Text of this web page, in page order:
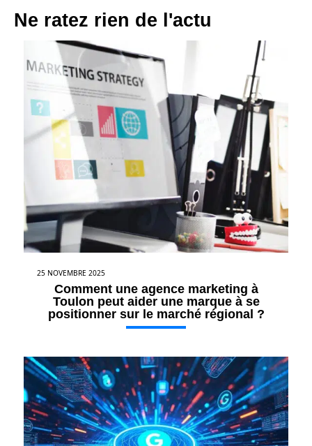
Ne ratez rien de l'actu
25 NOVEMBRE 2025
Comment une agence marketing à
Toulon peut aider une marque à se
positionner sur le marché régional ?